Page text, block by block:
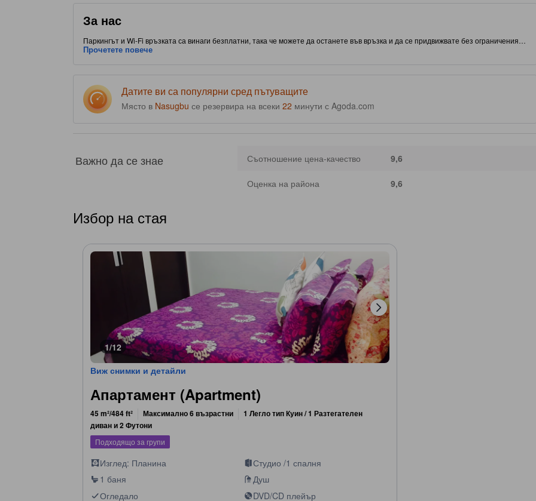
За нас
Паркингът и Wi-Fi връзката са винаги безплатни, така че можете да останете във връзка и да се придвижвате без ограничения.
С удобно разположение до Pico de Loro (Cutad) Cove, част от Nasugbu, този обект ви дава близък достъп до атракции и
интересни места за хранене. С оценка от 5.0 звезди, този обект предоставя на гостите достъп до външен басейн и фитнес
Прочетете повече
Датите ви са популярни сред пътуващите
Място в Nasugbu се резервира на всеки 22 минути с Agoda.com
Важно да се знае Съотношение цена-качество 9,6
Оценка на района 9,6
Избор на стая
1/12
Виж снимки и детайли
Апартамент (Apartment)
45 m²/484 ft² Максимално 6 възрастни
1 Легло тип Куин / 1 Разтегателен
диван и 2 Футони
Подходящо за групи
Изглед: Планина Студио /1 спалня
1 баня Душ
Огледало DVD/CD плейър